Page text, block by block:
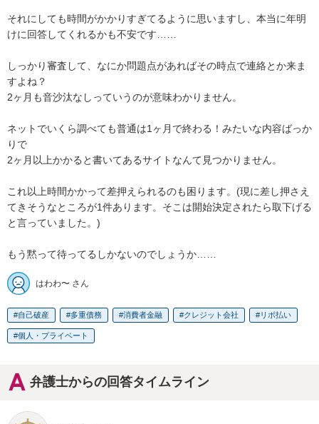
それにしても時間がかかりすぎてるように思いますし、本当に年明
けに回答してくれるかも不安です……
しっかり審査して、なにか問題点があればその時点で連絡とか来ま
すよね？
2ヶ月も音沙汰なしっていうのが意味わかりません。
ネットでいくら調べても普通は1ヶ月で終わる！みたいな内容ばっか
りで
2ヶ月以上かかると書いてあるサイトなんて見つかりません。
これ以上時間かかって差押えられるのも困ります。(現に差し押さえ
てきそうなところが1件あります。そこは開始決定されたら取下げる
と言っていました。)
もう黙って待ってるしかないのでしょうか……
はわわ〜 さん
自己破産 多重債務 消費者金融 クレジット会社 リボ払い
個人・プライベート
弁護士からの回答タイムライン